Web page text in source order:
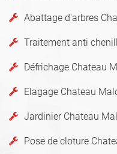
Abattage d'arbres
Traitement anti
Défrichage Chateau
Elagage Chateau
Jardinier Chateau
Pose de cloture